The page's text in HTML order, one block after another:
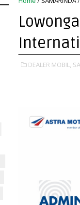
DEALER MOBIL,